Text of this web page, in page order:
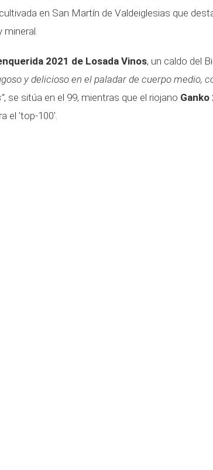
en San Martín de Valdeiglesias que
mineral.
2021 de Losada Vinos, un caldo del
y delicioso en el paladar de cuerpo medio,
, se sitúa en el 99, mientras que el riojano Ganko
el 'top-100'.